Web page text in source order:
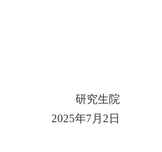
研究生院
2025年7月2日